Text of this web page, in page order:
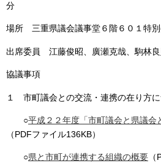
分
場所 三重県議会議事堂６階６０１特別
出席委員 江藤俊昭、廣瀬克哉、駒林
協議事項
１ 市町議会との交流・連携の在り方
○平成２２年度「市町議会と県議会
（PDFファイル136KB）
○県と市町が連携する組織の概要